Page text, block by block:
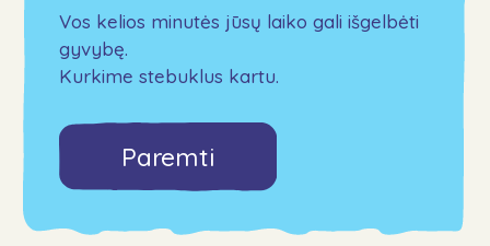
Vos kelios minutės jūsų laiko gali išgelbėti
gyvybę.
Kurkime stebuklus kartu.
Paremti